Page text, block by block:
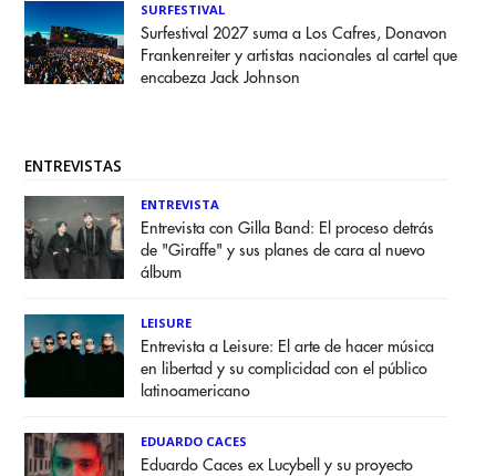
SURFESTIVAL
Surfestival 2027 suma a Los Cafres, Donavon
Frankenreiter y artistas nacionales al cartel que
encabeza Jack Johnson
ENTREVISTAS
ENTREVISTA
Entrevista con Gilla Band: El proceso detrás
de "Giraffe" y sus planes de cara al nuevo
álbum
LEISURE
Entrevista a Leisure: El arte de hacer música
en libertad y su complicidad con el público
latinoamericano
EDUARDO CACES
Eduardo Caces ex Lucybell y su proyecto